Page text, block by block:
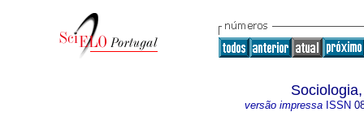
versão impressa ISSN